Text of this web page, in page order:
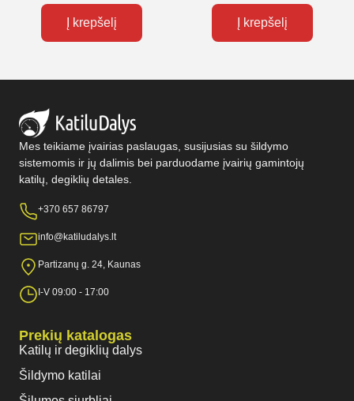
Į krepšelį Į krepšelį
Mes teikiame įvairias paslaugas, susijusias su šildymo
sistemomis ir jų dalimis bei parduodame įvairių gamintojų
katilų, degiklių detales.
+370 657 86797
info@katiludalys.lt
Partizanų g. 24, Kaunas
I-V 09:00 - 17:00
Prekių katalogas
Katilų ir degiklių dalys
Šildymo katilai